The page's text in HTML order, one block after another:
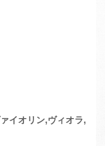
イオリン,ヴィオラ,